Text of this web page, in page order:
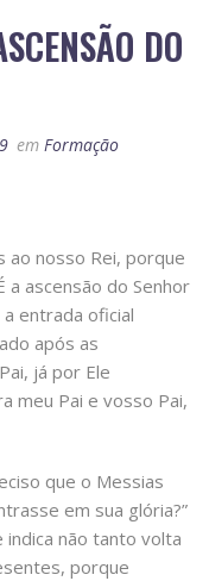
DO
em Formação
ao nosso Rei, porque
a ascensão do Senhor
entrada oficial
após as
já por Ele
meu Pai e vosso Pai,
que o Messias
em sua glória?”
não tanto volta
porque